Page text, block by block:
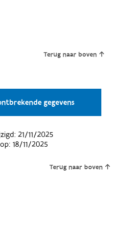
Terug naar boven
gegevens
21/11/2025
op:18/11/2025
Terug naar boven